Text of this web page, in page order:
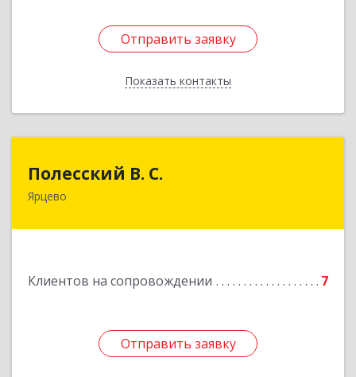
Отправить заявку
Показать контакты
Отправить заявку
Назад
Полесский В. С.
Ярцево
Клиентов на сопровождении 7
Отправить заявку
Отправить заявку